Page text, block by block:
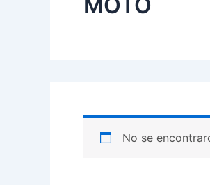
No se